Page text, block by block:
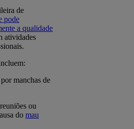
de
pode
a qualidade
atividades
manchas de
ou
do mau